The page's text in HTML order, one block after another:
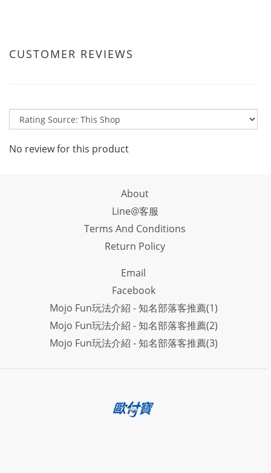
CUSTOMER REVIEWS
No review for this product
About
Line@客服
Terms And Conditions
Return Policy
Email
Facebook
Mojo Fun玩法介紹 - 知名部落客推薦(1)
Mojo Fun玩法介紹 - 知名部落客推薦(2)
Mojo Fun玩法介紹 - 知名部落客推薦(3)